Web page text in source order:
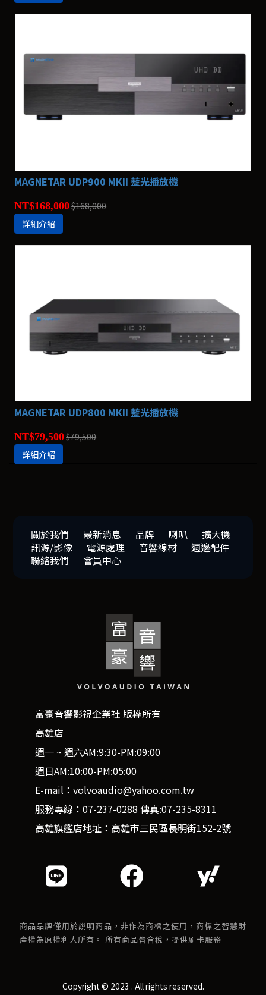
MAGNETAR UDP900 MKII 藍光播放機
NT$168,000$168,000
詳細介紹
MAGNETAR UDP800 MKII 藍光播放機
NT$79,500$79,500
詳細介紹
關於我們 最新消息 品牌 喇叭
擴大機
訊源/影像
電源處理 音響線材
週邊配件
聯絡我們
會員中心
富豪音響影視企業社 版權所有
高雄店
週一 ~ 週六AM:9:30-PM:09:00
週日AM:10:00-PM:05:00
E-mail：volvoaudio@yahoo.com.tw
服務專線：07-237-0288 傳真:07-235-8311
高雄旗艦店地址：高雄市三民區長明街152-2號
商品品牌僅用於說明商品，非作為商標之使用，商標之智慧財
產權為原權利人所有。 所有商品皆含稅，提供刷卡服務
Copyright © 2023 . All rights reserved.